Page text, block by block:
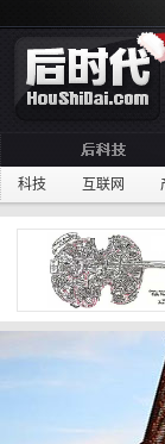
科技 互联网